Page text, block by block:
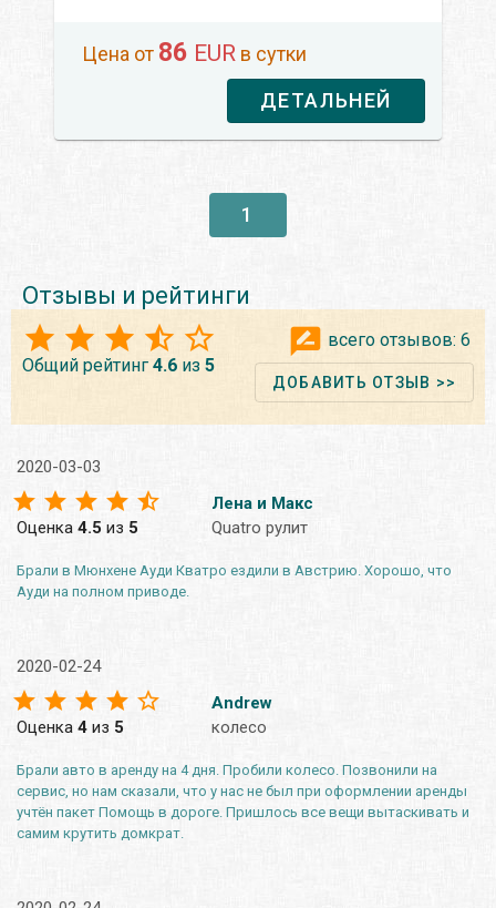
Цена от 86 EUR в сутки
ДЕТАЛЬНЕЙ
1
Отзывы и рейтинги
Общий рейтинг 4.6 из 5
всего отзывов: 6
ДОБАВИТЬ ОТЗЫВ >>
2020-03-03
Оценка 4.5 из 5
Лена и Макс
Quatro рулит
Брали в Мюнхене Ауди Кватро ездили в Австрию. Хорошо, что
Ауди на полном приводе.
2020-02-24
Оценка 4 из 5
Andrew
колесо
Брали авто в аренду на 4 дня. Пробили колесо. Позвонили на
сервис, но нам сказали, что у нас не был при оформлении аренды
учтён пакет Помощь в дороге. Пришлось все вещи вытаскивать и
самим крутить домкрат.